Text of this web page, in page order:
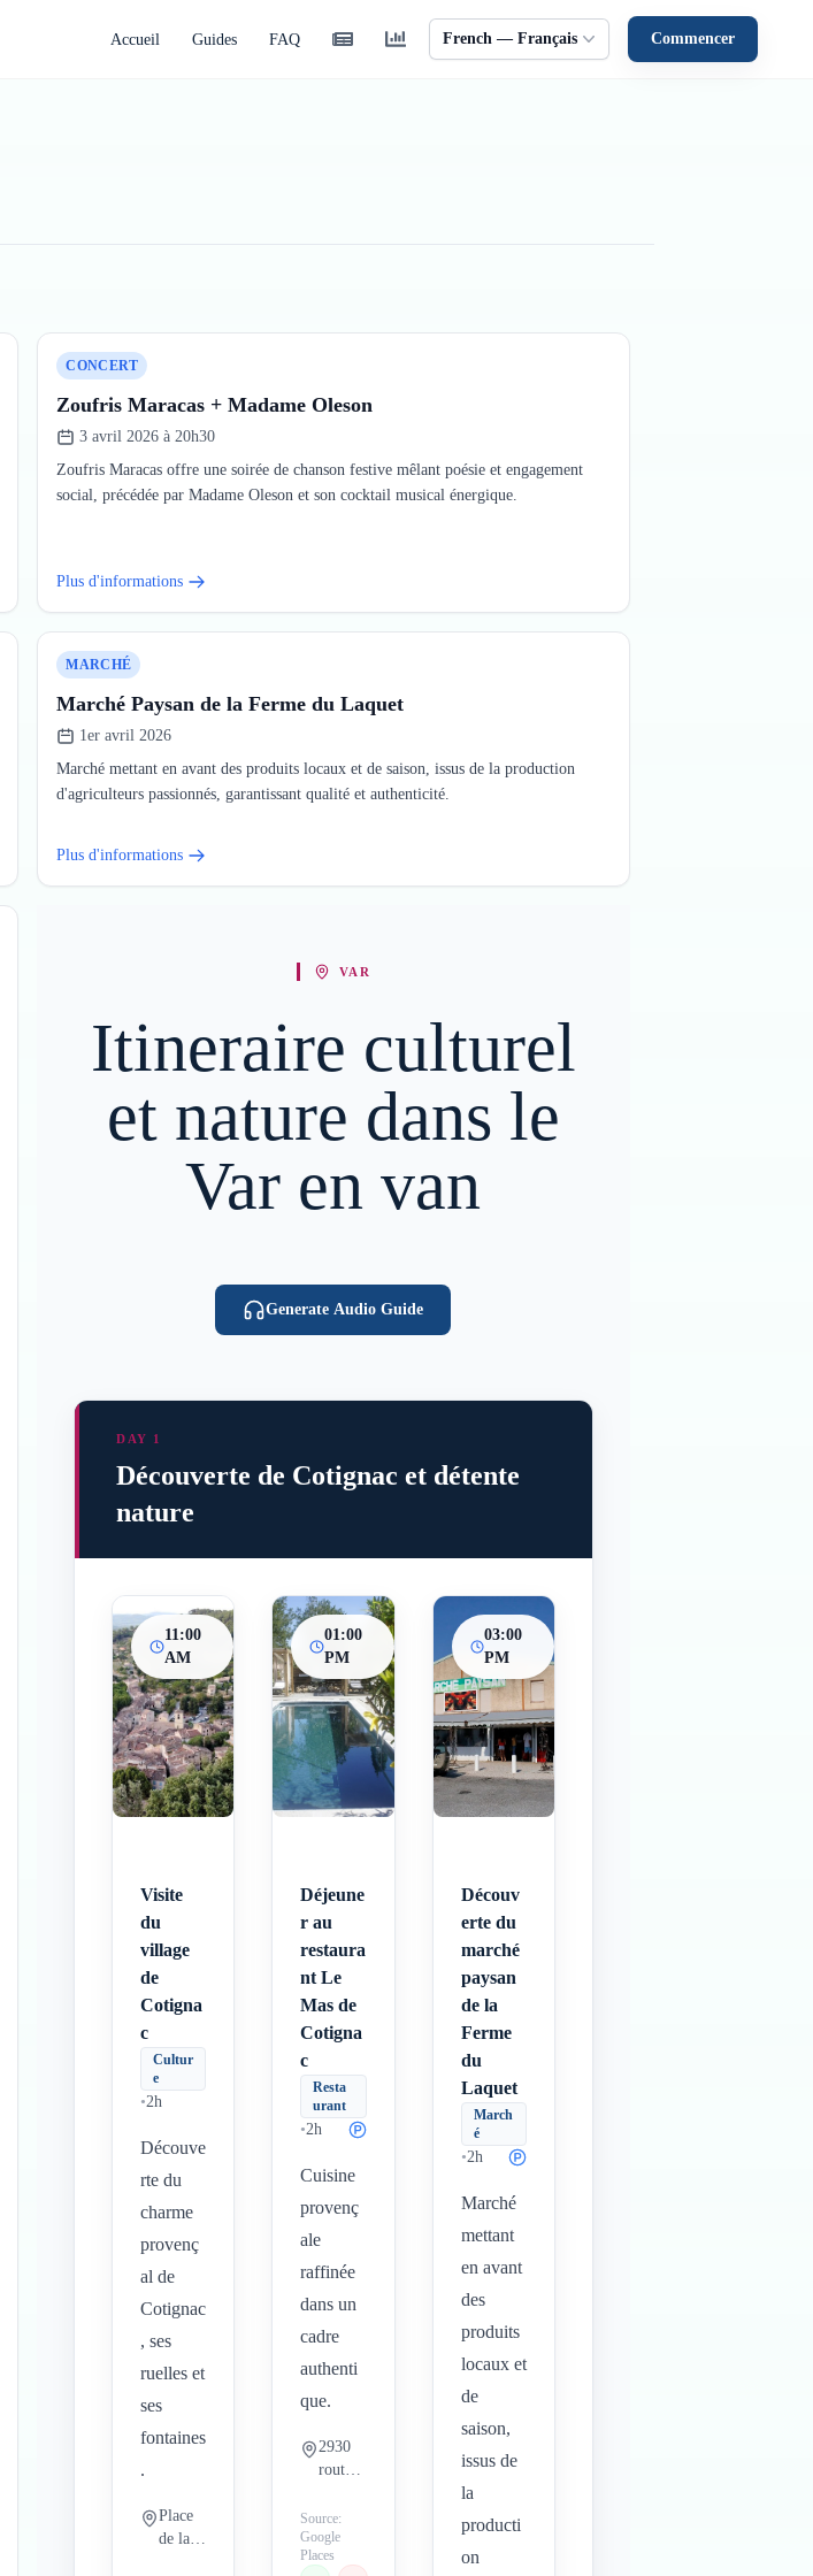
Accueil Guides FAQ French — Français Commencer
CONCERT
Zoufris Maracas + Madame Oleson
3 avril 2026 à 20h30
Zoufris Maracas offre une soirée de chanson festive mêlant poésie et engagement
social, précédée par Madame Oleson et son cocktail musical énergique.
Plus d'informations
MARCHÉ
Marché Paysan de la Ferme du Laquet
1er avril 2026
Marché mettant en avant des produits locaux et de saison, issus de la production
d'agriculteurs passionnés, garantissant qualité et authenticité.
Plus d'informations
VAR
Itineraire culturel
et nature dans le
Var en van
Generate Audio Guide
DAY 1
Découverte de Cotignac et détente
nature
11:00
AM
Visite
du
village
de
Cotigna
c
Cultur
e
•2h
Découve
rte du
charme
provenç
al de
Cotignac
, ses
ruelles et
ses
fontaines
.
Place
de la
01:00
PM
Déjeune
r au
restaura
nt Le
Mas de
Cotigna
c
Resta
urant
•2h
Cuisine
provenç
ale
raffinée
dans un
cadre
authenti
que.
2930
route
Carces
83570
Cotign
Source:
Google
Places
03:00
PM
Découv
erte du
marché
paysan
de la
Ferme
du
Laquet
March
é
•2h
Marché
mettant
en avant
des
produits
locaux et
de
saison,
issus de
la
producti
on